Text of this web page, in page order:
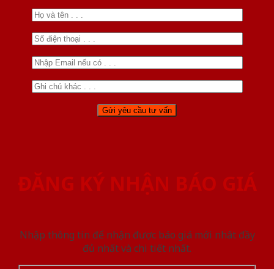
ĐĂNG KÝ NHẬN BÁO GIÁ
Nhập thông tin để nhận được báo giá mới nhât đầy
đủ nhất và chi tiết nhất.